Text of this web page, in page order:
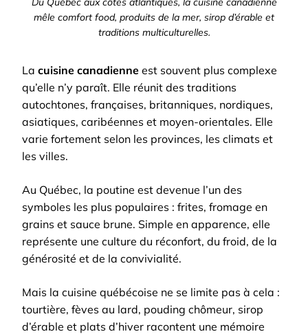
mêle comfort food, produits de la mer, sirop d’érable et
traditions multiculturelles.
La cuisine canadienne est souvent plus complexe
qu’elle n’y paraît. Elle réunit des traditions
autochtones, françaises, britanniques, nordiques,
asiatiques, caribéennes et moyen-orientales. Elle
varie fortement selon les provinces, les climats et
les villes.
Au Québec, la poutine est devenue l’un des
symboles les plus populaires : frites, fromage en
grains et sauce brune. Simple en apparence, elle
représente une culture du réconfort, du froid, de la
générosité et de la convivialité.
Mais la cuisine québécoise ne se limite pas à cela :
tourtière, fèves au lard, pouding chômeur, sirop
d’érable et plats d’hiver racontent une mémoire